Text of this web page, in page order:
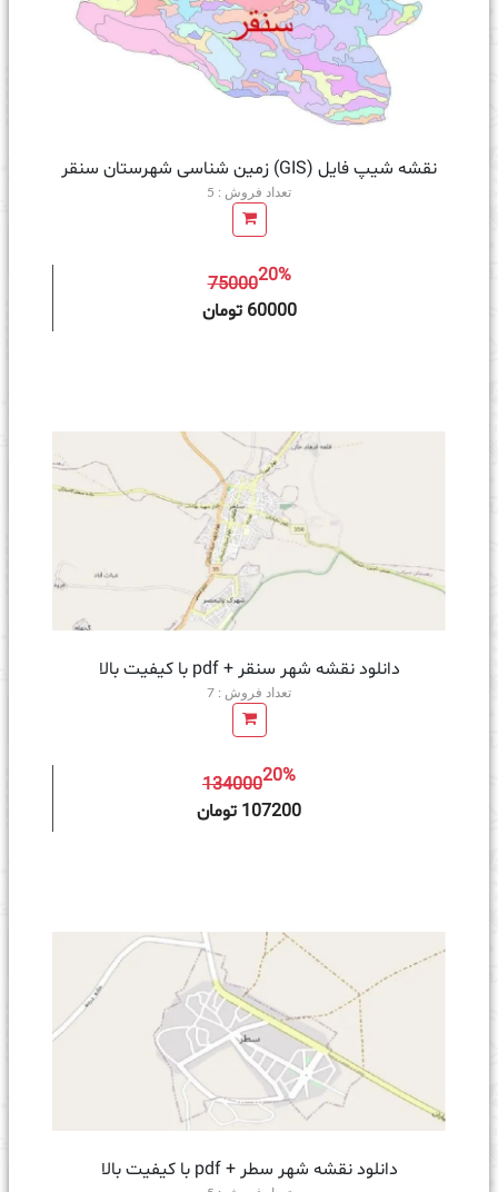
نقشه شیپ فایل (GIS) زمین‌ شناسی شهرستان سنقر
تعداد فروش : 5
7500020%
60000 تومان
دانلود نقشه شهر سنقر + pdf با کیفیت بالا
تعداد فروش : 7
13400020%
107200 تومان
دانلود نقشه شهر سطر + pdf با کیفیت بالا